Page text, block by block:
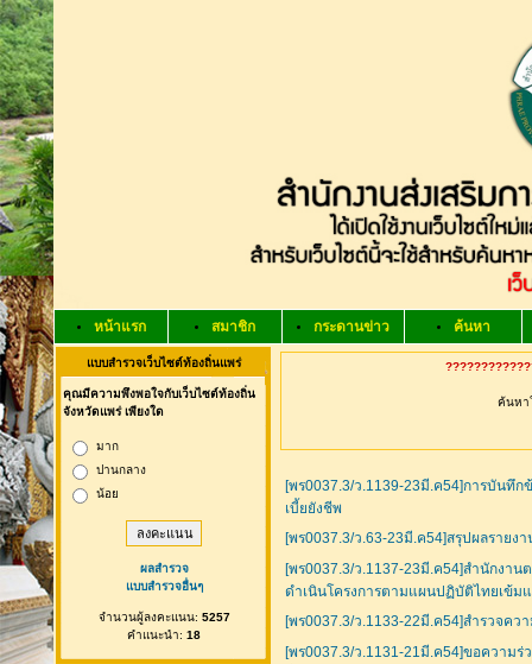
หน้าแรก สมาชิก กระดานข่าว ค้นหาคำขวัญ
แบบสำรวจเว็บไซต์ท้องถิ่นแพร่
คุณมีความพึงพอใจกับเว็บไซต์ท้องถิ่น
จังหวัดแพร่ เพียงใด
มาก
ปานกลาง
น้อย
ผลสำรวจ
แบบสำรวจอื่นๆ
จำนวนผู้ลงคะแนน: 5257
คำแนะนำ: 18
ค้นหา
[พร0037.3/ว.1139-23มี.ค54]การบันทึก
เบี้ยยังชีพ
[พร0037.3/ว.63-23มี.ค54]สรุปผลราย
[พร0037.3/ว.1137-23มี.ค54]สำนักงา
ดำเนินโครงการตามแผนปฏิบัติไทยเข้ม
[พร0037.3/ว.1133-22มี.ค54]สำรวจค
[พร0037.3/ว.1131-21มี.ค54]ขอความ